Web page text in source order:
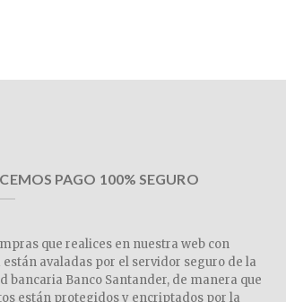
PAGO 100% SEGURO
que realices en nuestra web con
avaladas por el servidor seguro de la
bancaria Banco Santander, de manera que
están protegidos y encriptados por la